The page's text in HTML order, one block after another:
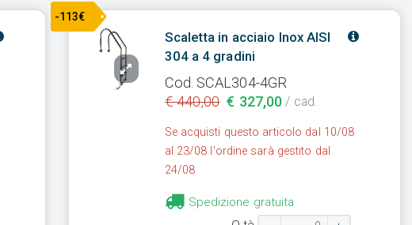
-113€
Scaletta in acciaio Inox AISI
304 a 4 gradini
Cod. SCAL304-4GR
€ 440,00 € 327,00 / cad.
Se acquisti questo articolo dal 10/08
al 23/08 l'ordine sarà gestito dal
24/08
Spedizione gratuita